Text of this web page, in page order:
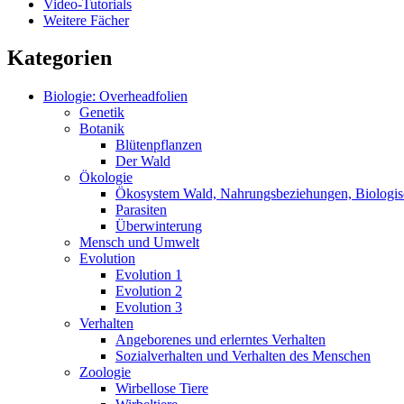
Video-Tutorials
Weitere Fächer
Kategorien
Biologie: Overheadfolien
Genetik
Botanik
Blütenpflanzen
Der Wald
Ökologie
Ökosystem Wald, Nahrungsbeziehungen,
Parasiten
Überwinterung
Mensch und Umwelt
Evolution
Evolution 1
Evolution 2
Evolution 3
Verhalten
Angeborenes und erlerntes Verhalten
Sozialverhalten und Verhalten des Menschen
Zoologie
Wirbellose Tiere